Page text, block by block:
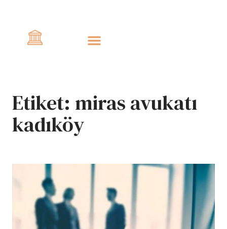
Etiket: miras avukatı
kadıköy